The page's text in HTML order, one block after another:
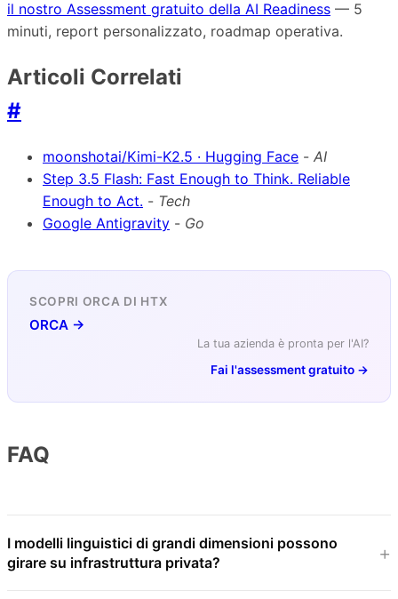
il nostro Assessment gratuito della AI Readiness — 5
minuti, report personalizzato, roadmap operativa.
Articoli Correlati
#
moonshotai/Kimi-K2.5 · Hugging Face - AI
Step 3.5 Flash: Fast Enough to Think. Reliable
Enough to Act. - Tech
Google Antigravity - Go
SCOPRI ORCA DI HTX
ORCA →
La tua azienda è pronta per l'AI?
Fai l'assessment gratuito →
FAQ
I modelli linguistici di grandi dimensioni possono
girare su infrastruttura privata?